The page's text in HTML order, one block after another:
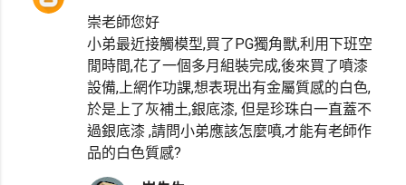
崇老師您好
小弟最近接觸模型,買了PG獨角獸,利用下班空
閒時間,花了一個多月組裝完成,後來買了噴漆
設備,上網作功課,想表現出有金屬質感的白色,
於是上了灰補土,銀底漆, 但是珍珠白一直蓋不
過銀底漆 ,請問小弟應該怎麼噴,才能有老師作
品的白色質感?